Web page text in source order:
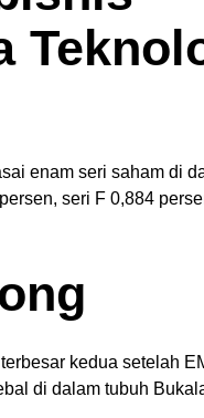
enam seri saham di
seri F 0,884
kedua setelah
di dalam tubuh